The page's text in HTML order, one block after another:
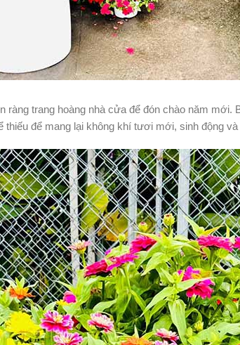
ràng trang hoàng nhà cửa để đón chào năm
thiếu để mang lại không khí tươi mới, sinh động